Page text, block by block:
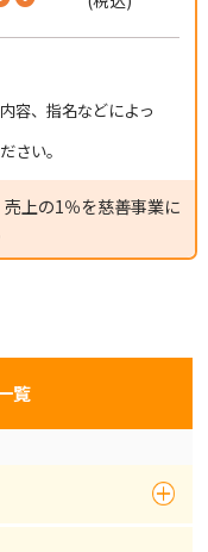
容、指名などによっ
さい。
上の1％を慈善事業に
覧